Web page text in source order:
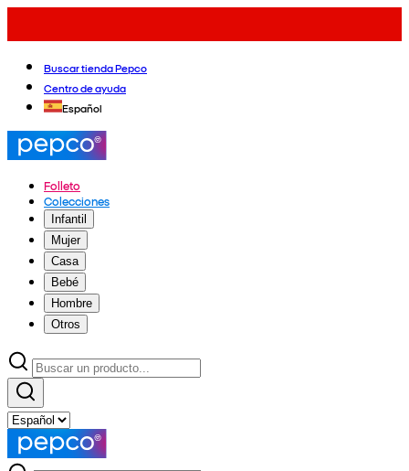
Buscar tienda Pepco
Centro de ayuda
Español
Folleto
Colecciones
Infantil
Mujer
Casa
Bebé
Hombre
Otros